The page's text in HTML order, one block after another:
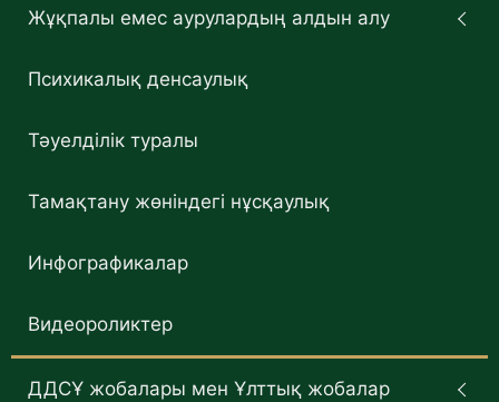
Жұқпалы емес аурулардың алдын алу
Психикалық денсаулық
Тәуелділік туралы
Тамақтану жөніндегі нұсқаулық
Инфографикалар
Видеороликтер
ДДСҰ жобалары мен Ұлттық жобалар